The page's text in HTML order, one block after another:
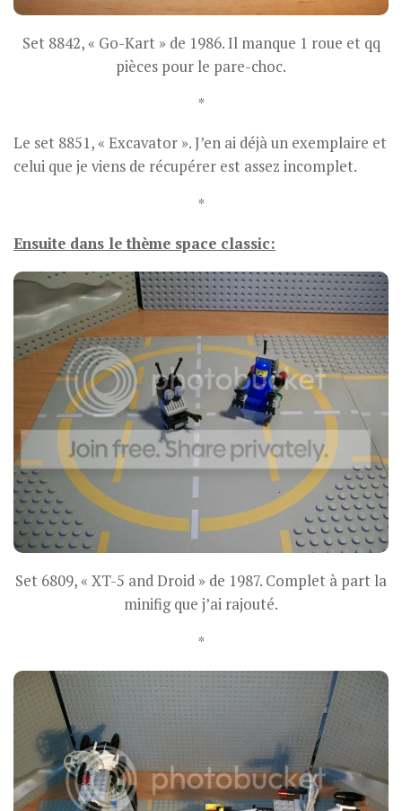
Set 8842, « Go-Kart » de 1986. Il manque 1 roue et qq
pièces pour le pare-choc.
*
Le set 8851, « Excavator ». J’en ai déjà un exemplaire et
celui que je viens de récupérer est assez incomplet.
*
Ensuite dans le thème space classic:
Set 6809, « XT-5 and Droid » de 1987. Complet à part la
minifig que j’ai rajouté.
*